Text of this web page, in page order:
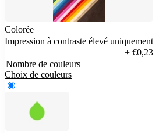
Colorée
Impression à contraste élevé uniquement
+ €0,23
Nombre de couleurs
Choix de couleurs